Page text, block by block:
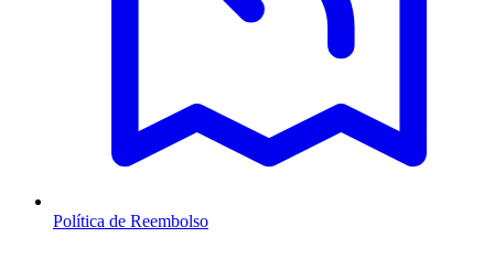
Política de Reembolso